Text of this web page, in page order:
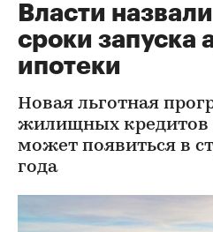
Власти
сроки запуска
ипотеки
Новая льготная
жилищных кредитов
может появиться в
года